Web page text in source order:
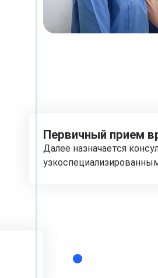
Первичный прием
Далее назначается